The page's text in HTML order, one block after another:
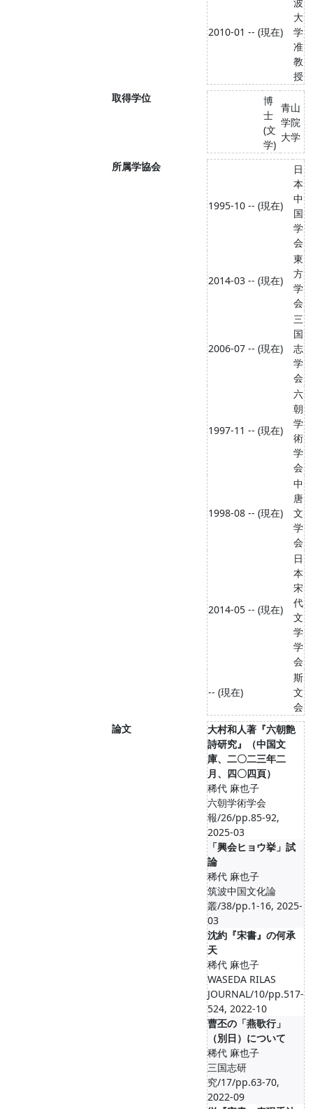
2010-01 -- (現在)
大
学
准
教
授
取得学位
博
士
(文
学)
青山
学院
大学
所属学協会
1995-10 -- (現在)
日
本
中
国
学
会
2014-03 -- (現在)
東
方
学
会
2006-07 -- (現在)
三
国
志
学
会
1997-11 -- (現在)
六
朝
学
術
学
会
1998-08 -- (現在)
中
唐
文
学
会
2014-05 -- (現在)
日
本
宋
代
文
学
学
会
-- (現在)
斯
文
会
論文
大村和人著『六朝艶
詩研究』（中国文
庫、二〇二三年二
月、四〇四頁）
稀代 麻也子
六朝学術学会
報/26/pp.85-92,
2025-03
「興会ヒョウ挙」試
論
稀代 麻也子
筑波中国文化論
叢/38/pp.1-16, 2025-
03
沈約『宋書』の何承
天
稀代 麻也子
WASEDA RILAS
JOURNAL/10/pp.517-
524, 2022-10
曹丕の「燕歌行」
（別日）について
稀代 麻也子
三国志研
究/17/pp.63-70,
2022-09